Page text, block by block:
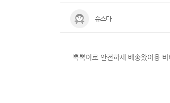
슈스타
뽁뽁이로 안전하세 배송왔어용